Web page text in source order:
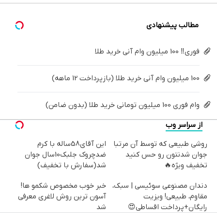
کن
کننده
مطالب پیشنهادی
فوری‼️ 100 میلیون وام آنی خرید طلا
100 میلیون وام آنی خرید طلا (بازپرداخت 12 ماهه)
وام فوری 100 میلیون تومانی خرید طلا (بدون ضامن)
از سراسر وب
روشی طبیعی که توسط آن مرتبا
جوان شدنتون رو حس کنید
تخفیف ویژه🔥
این آقای58ساله با کرم
ضدچروک جلبک10سال جوان
شد(سفارش با تخفیف)
دندان مصنوعی سوئیسی | سبک،
مقاوم، طبیعی! ویزیت
رایگان+پرداخت اقساطی😍
خبر خوب مخصوص شکمو ها!
آسون ترین روش لاغری معرفی
شد